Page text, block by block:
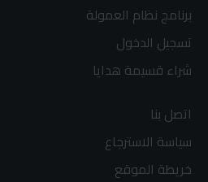
برنامج نظام العمولة
تسجيل الدخول
شراء قسيمة هدايا
اتصل بنا
سياسة الاسترجاع
خريطة الموقع